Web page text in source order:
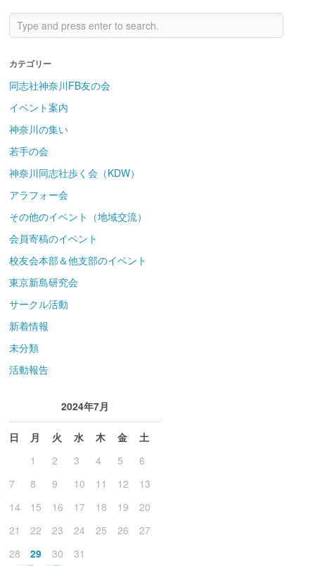
カテゴリー
同志社神奈川FB友の会
イベント案内
神奈川の集い
若手の会
神奈川同志社歩く会（KDW）
アラフォー会
その他のイベント（地域交流）
会員寄稿のイベント
校友会本部＆他支部のイベント
東京新島研究会
サークル活動
新着情報
未分類
活動報告
2024年7月
日 月 火 水 木 金
土
1
2 3 4 5
6
7
8 9 10 11 12
13
14
15 16 17 18 19
20
21
22 23 24 25 26
27
28
29 30 31